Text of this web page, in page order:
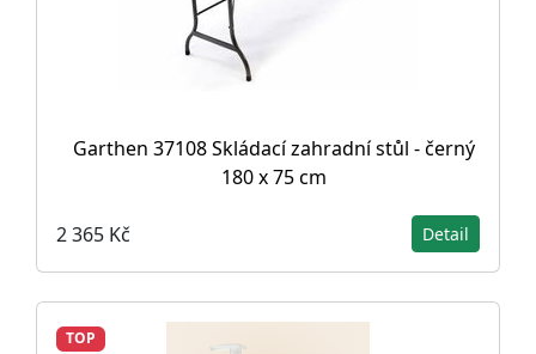
Garthen 37108 Skládací zahradní stůl - černý
180 x 75 cm
2 365 Kč Detail
TOP